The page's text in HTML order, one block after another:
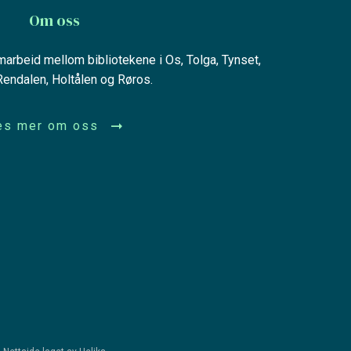
Om oss
mellom bibliotekene i Os, Tolga, Tynset,
Holtålen og Røros.
mer om oss